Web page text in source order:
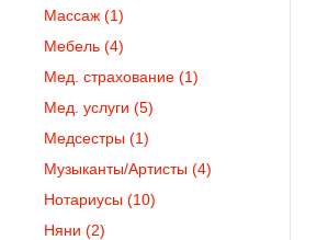
Массаж (1)
Мебель (4)
Мед. страхование (1)
Мед. услуги (5)
Медсестры (1)
Музыканты/Артисты (4)
Нотариусы (10)
Няни (2)